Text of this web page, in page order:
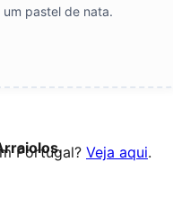
pastel de nata.
.
Portugal? Veja aqui.